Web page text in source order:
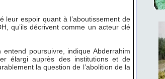
leur espoir quant à l’aboutissement de
qu’ils décrivent comme un acteur clé
poursuivre, indique Abderrahim
élargi auprès des institutions et de
la question de l’abolition de la